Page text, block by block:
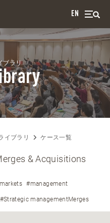
EN
ブラリ
イブラリ ケース一覧
& Acquisitions
#management
#Strategic managementMerges